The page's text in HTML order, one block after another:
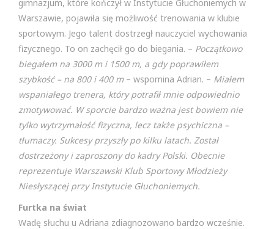
gimnazjum, które kończył w Instytucie Głuchoniemych w
Warszawie, pojawiła się możliwość trenowania w klubie
sportowym. Jego talent dostrzegł nauczyciel wychowania
fizycznego. To on zachęcił go do biegania. – Początkowo
biegałem na 3000 m i 1500 m, a gdy poprawiłem
szybkość – na 800 i 400 m– wspomina Adrian. – Miałem
wspaniałego trenera, który potrafił mnie odpowiednio
zmotywować. W sporcie bardzo ważna jest bowiem nie
tylko wytrzymałość fizyczna, lecz także psychiczna –
tłumaczy. Sukcesy przyszły po kilku latach. Został
dostrzeżony i zaproszony do kadry Polski. Obecnie
reprezentuje Warszawski Klub Sportowy Młodzieży
Niesłyszącej przy Instytucie Głuchoniemych.
Furtka na świat
Wadę słuchu u Adriana zdiagnozowano bardzo wcześnie.